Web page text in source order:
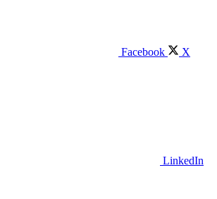
Facebook X
LinkedIn